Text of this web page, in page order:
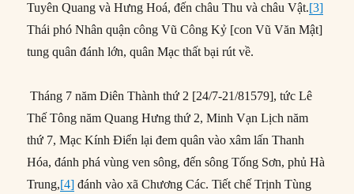
Tuyên Quang và Hưng Hoá, đến châu Thu và châu Vật.[3]
Thái phó Nhân quận công Vũ Công Kỷ [con Vũ Văn Mật]
tung quân đánh lớn, quân Mạc thất bại rút về.
Tháng 7 năm Diên Thành thứ 2 [24/7-21/81579], tức Lê
Thế Tông năm Quang Hưng thứ 2, Minh Vạn Lịch năm
thứ 7, Mạc Kính Điển lại đem quân vào xâm lấn Thanh
Hóa, đánh phá vùng ven sông, đến sông Tống Sơn, phủ Hà
Trung,[4] đánh vào xã Chương Các. Tiết chế Trịnh Tùng